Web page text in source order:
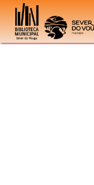
Ir para o conteúdo